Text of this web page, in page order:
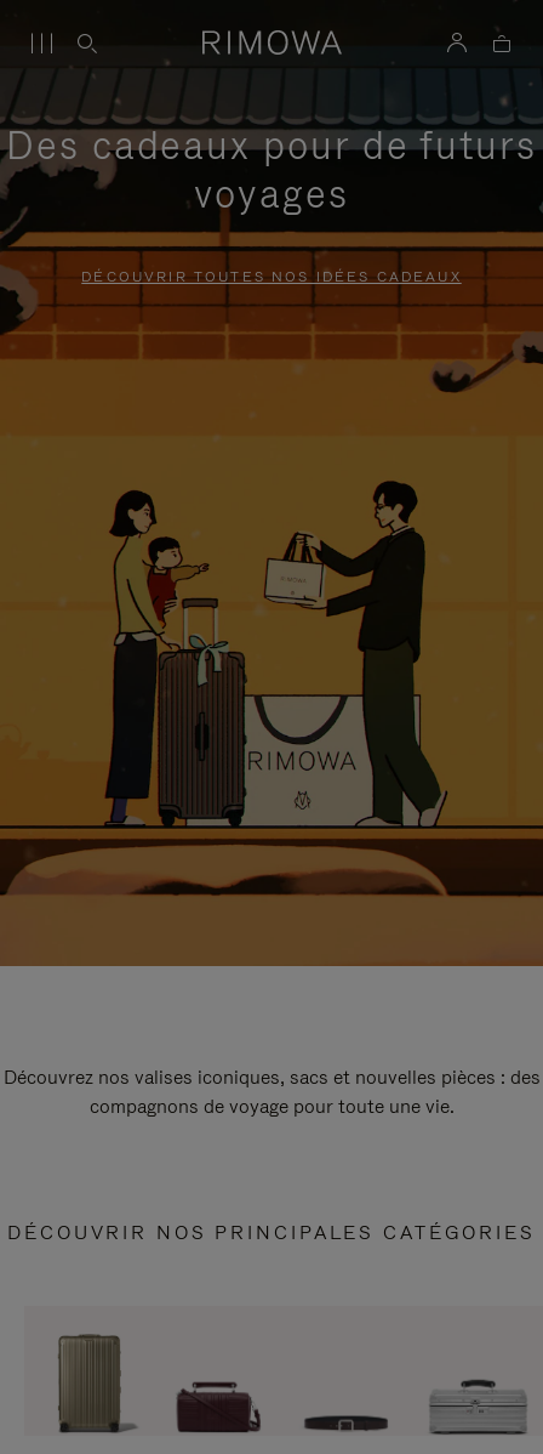
Des cadeaux pour de futurs
voyages
DÉCOUVRIR TOUTES NOS IDÉES CADEAUX
Découvrez nos valises iconiques, sacs et nouvelles pièces : des
compagnons de voyage pour toute une vie.
DÉCOUVRIR NOS PRINCIPALES CATÉGORIES